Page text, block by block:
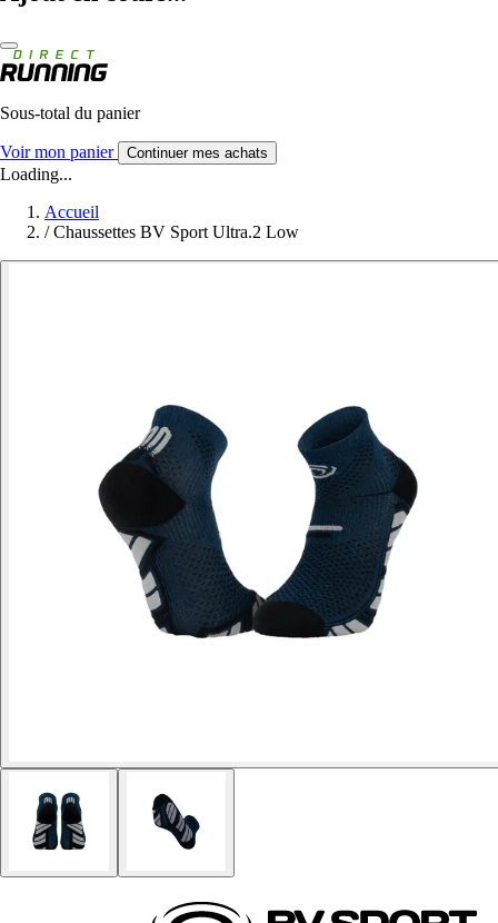
Sous-total du panier
Voir mon panier Continuer mes achats
Loading...
Accueil
/ Chaussettes BV Sport Ultra.2 Low